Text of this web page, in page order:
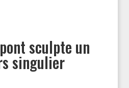
sculpte un
singulier